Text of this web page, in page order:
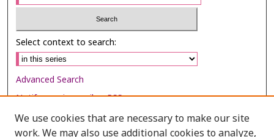
Select context to search:
Advanced Search
Notify me via email orRSS
Browse
We use cookies that are necessary to make our site
work. We may also use additional cookies to analyze,